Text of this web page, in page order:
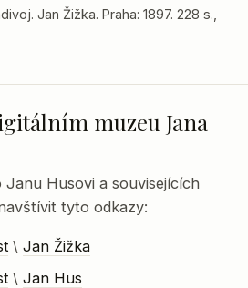
Jan Žižka. Praha: 1897. 228 s.,
muzeu Jana
Husovi a souvisejících
tyto odkazy:
\Jan Žižka
\Jan Hus